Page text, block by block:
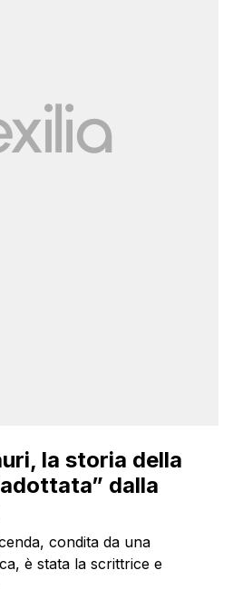
la storia della
dalla
condita da una
è stata la scrittrice e